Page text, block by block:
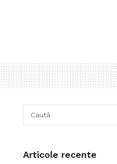
Articole recente